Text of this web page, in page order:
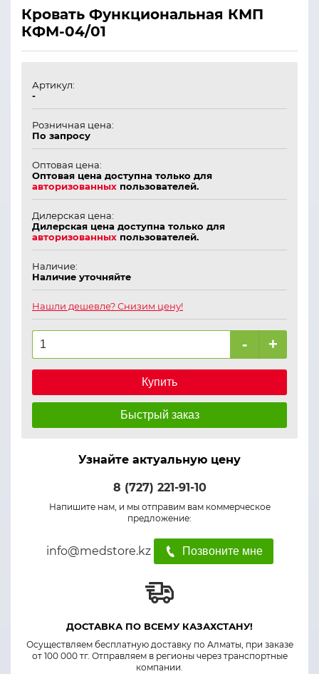
Кровать Функциональная КМП
КФМ-04/01
Артикул:
-
Розничная цена:
По запросу
Оптовая цена:
Оптовая цена доступна только для
авторизованных пользователей.
Дилерская цена:
Дилерская цена доступна только для
авторизованных пользователей.
Наличие:
Наличие уточняйте
Нашли дешевле? Снизим цену!
- +
Купить
Быстрый заказ
Узнайте актуальную цену
8 (727) 221-91-10
Напишите нам, и мы отправим вам коммерческое
предложение:
info@medstore.kz Позвоните мне
ДОСТАВКА ПО ВСЕМУ КАЗАХСТАНУ!
Осуществляем бесплатную доставку по Алматы, при заказе
от 100 000 тг. Отправляем в регионы через транспортные
компании.